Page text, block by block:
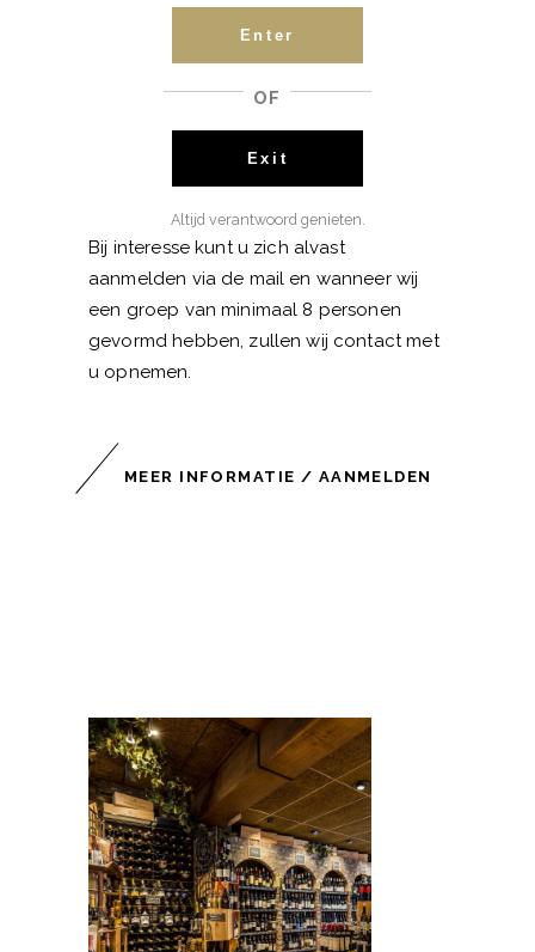
Bij minimale deelname van 8 personen
kan de cursus van start gaan. De
worden. De cursus bestaat uit zes
bijeenkomsten van elk 2 uur, bij ons in de
zaak. Cursusgeld bedraagt € 225,- p.p.
Bij interesse kunt u zich alvast
aanmelden via de mail en wanneer wij
een groep van minimaal 8 personen
gevormd hebben, zullen wij contact met
u opnemen.
MEER INFORMATIE / AANMELDEN
Enter
OF
Exit
Altijd verantwoord genieten.